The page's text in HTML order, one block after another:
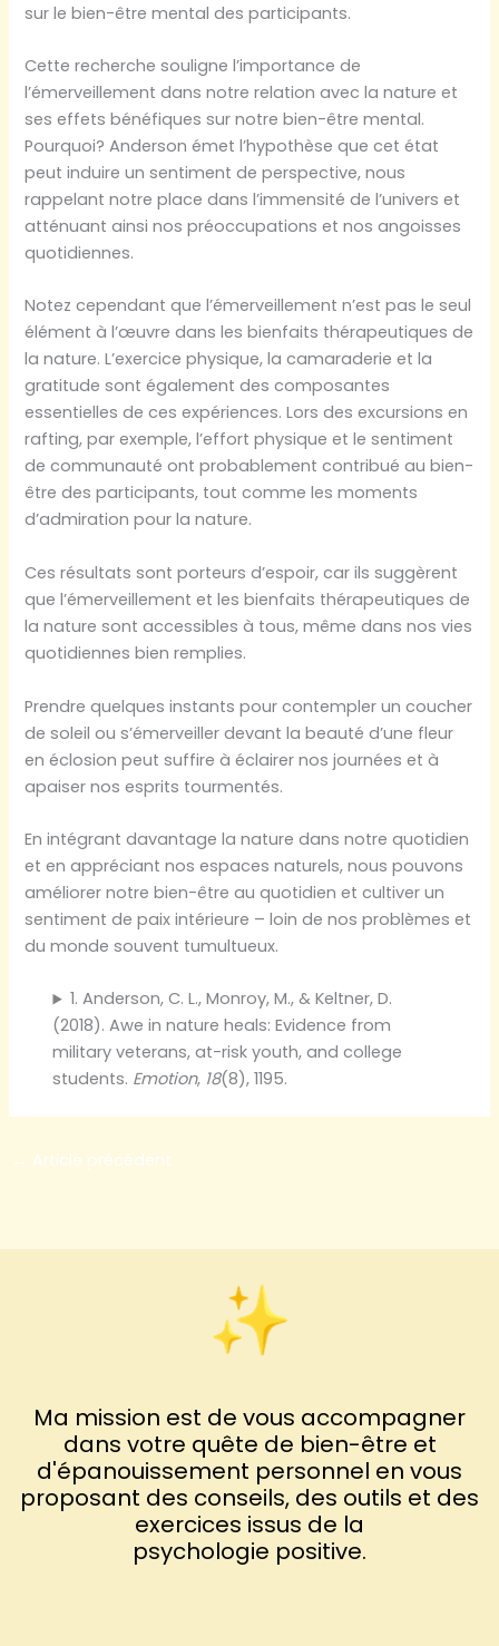
sur le bien-être mental des participants.
Cette recherche souligne l’importance de
l’émerveillement dans notre relation avec la nature et
ses effets bénéfiques sur notre bien-être mental.
Pourquoi? Anderson émet l’hypothèse que cet état
peut induire un sentiment de perspective, nous
rappelant notre place dans l’immensité de l’univers et
atténuant ainsi nos préoccupations et nos angoisses
quotidiennes.
Notez cependant que l’émerveillement n’est pas le seul
élément à l’œuvre dans les bienfaits thérapeutiques de
la nature. L’exercice physique, la camaraderie et la
gratitude sont également des composantes
essentielles de ces expériences. Lors des excursions en
rafting, par exemple, l’effort physique et le sentiment
de communauté ont probablement contribué au bien-
être des participants, tout comme les moments
d’admiration pour la nature.
Ces résultats sont porteurs d’espoir, car ils suggèrent
que l’émerveillement et les bienfaits thérapeutiques de
la nature sont accessibles à tous, même dans nos vies
quotidiennes bien remplies.
Prendre quelques instants pour contempler un coucher
de soleil ou s’émerveiller devant la beauté d’une fleur
en éclosion peut suffire à éclairer nos journées et à
apaiser nos esprits tourmentés.
En intégrant davantage la nature dans notre quotidien
et en appréciant nos espaces naturels, nous pouvons
améliorer notre bien-être au quotidien et cultiver un
sentiment de paix intérieure – loin de nos problèmes et
du monde souvent tumultueux.
1. Anderson, C. L., Monroy, M., & Keltner, D.
(2018). Awe in nature heals: Evidence from
military veterans, at-risk youth, and college
students. Emotion, 18(8), 1195.
← Article précédent
Ma mission est de vous accompagner
dans votre quête de bien-être et
d'épanouissement personnel en vous
proposant des conseils, des outils et des
exercices issus de la
psychologie positive.